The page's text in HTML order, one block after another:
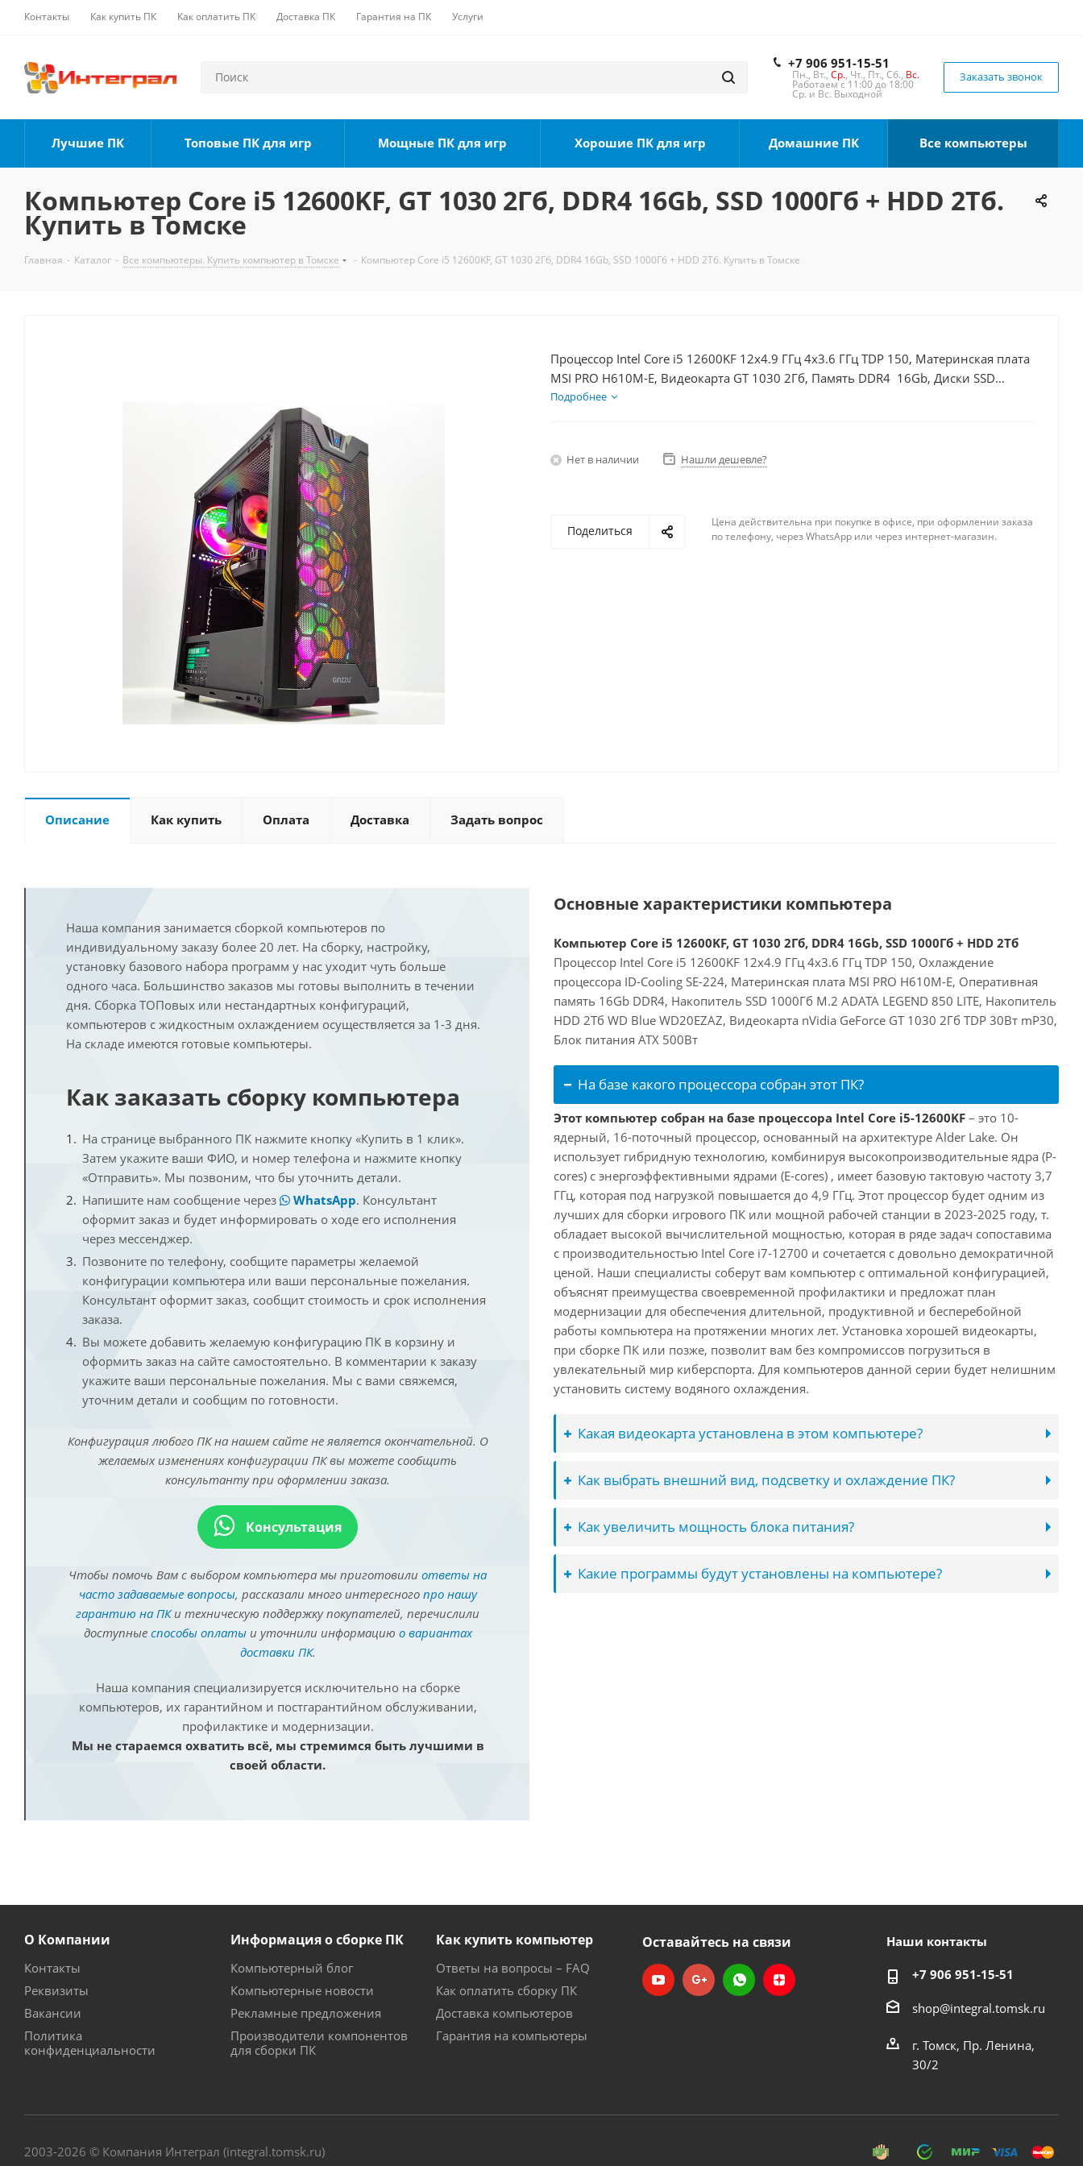
Контакты Как купить ПК Как оплатить ПК Доставка ПК Гарантия на ПК Услуги
+7 906 951-15-51
Пн., Вт., Ср., Чт., Пт., Сб., Вс.
Работаем с 11:00 до 18:00
Ср. и Вс. Выходной
Заказать звонок
Лучшие ПК Топовые ПК для игр Мощные ПК для игр Хорошие ПК для игр Домашние ПК Все компьютеры
Компьютер Core i5 12600KF, GT 1030 2Гб, DDR4 16Gb, SSD 1000Гб + HDD 2Тб.
Купить в Томске
Главная - Каталог - Все компьютеры. Купить компьютер в Томске - Компьютер Core i5 12600KF, GT 1030 2Гб, DDR4 16Gb, SSD 1000Гб + HDD 2Тб. Купить в Томске
Процессор Intel Core i5 12600KF 12x4.9 ГГц 4x3.6 ГГц TDP 150, Материнская плата
MSI PRO H610M-E, Видеокарта GT 1030 2Гб, Память DDR4 16Gb, Диски SSD
1000Гб + HDD 2Тб, БП 500Вт
Подробнее
Нет в наличии Нашли дешевле?
Поделиться
Цена действительна при покупке в офисе, при оформлении заказа
по телефону, через WhatsApp или через интернет-магазин.
Описание Как купить Оплата Доставка Задать вопрос
Наша компания занимается сборкой компьютеров по
индивидуальному заказу более 20 лет. На сборку, настройку,
установку базового набора программ у нас уходит чуть больше
одного часа. Большинство заказов мы готовы выполнить в течении
дня. Сборка ТОПовых или нестандартных конфигураций,
компьютеров с жидкостным охлаждением осуществляется за 1-3 дня.
На складе имеются готовые компьютеры.
Как заказать сборку компьютера
На странице выбранного ПК нажмите кнопку «Купить в 1 клик».
Затем укажите ваши ФИО, и номер телефона и нажмите кнопку
«Отправить». Мы позвоним, что бы уточнить детали.
Напишите нам сообщение через
WhatsApp. Консультант
оформит заказ и будет информировать о ходе его исполнения
через мессенджер.
Позвоните по телефону, сообщите параметры желаемой
конфигурации компьютера или ваши персональные пожелания.
Консультант оформит заказ, сообщит стоимость и срок исполнения
заказа.
Вы можете добавить желаемую конфигурацию ПК в корзину и
оформить заказ на сайте самостоятельно. В комментарии к заказу
укажите ваши персональные пожелания. Мы с вами свяжемся,
уточним детали и сообщим по готовности.
Конфигурация любого ПК на нашем сайте не является окончательной. О
желаемых изменениях конфигурации ПК вы можете сообщить
консультанту при оформлении заказа.
Консультация
Чтобы помочь Вам с выбором компьютера мы приготовили ответы на
часто задаваемые вопросы, рассказали много интересного про нашу
гарантию на ПКи техническую поддержку покупателей, перечислили
доступные способы оплатыи уточнили информацию о вариантах
доставки ПК.
Наша компания специализируется исключительно на сборке
компьютеров, их гарантийном и постгарантийном обслуживании,
профилактике и модернизации.
Мы не стараемся охватить всё, мы стремимся быть лучшими в
своей области.
Основные характеристики компьютера
Компьютер Core i5 12600KF, GT 1030 2Гб, DDR4 16Gb, SSD 1000Гб + HDD 2Тб
Процессор Intel Core i5 12600KF 12x4.9 ГГц 4x3.6 ГГц TDP 150, Охлаждение
процессора ID-Cooling SE-224, Материнская плата MSI PRO H610M-E, Оперативная
память 16Gb DDR4, Накопитель SSD 1000Гб M.2 ADATA LEGEND 850 LITE, Накопитель
HDD 2Тб WD Blue WD20EZAZ, Видеокарта nVidia GeForce GT 1030 2Гб TDP 30Вт mP30,
Блок питания ATX 500Вт
На базе какого процессора собран этот ПК?
Этот компьютер собран на базе процессора Intel Core i5-12600KF – это 10-
ядерный, 16-поточный процессор, основанный на архитектуре Alder Lake. Он
использует гибридную технологию, комбинируя высокопроизводительные ядра (P-
cores) с энергоэффективными ядрами (E-cores) , имеет базовую тактовую частоту 3,7
ГГц, которая под нагрузкой повышается до 4,9 ГГц. Этот процессор будет одним из
лучших для сборки игрового ПК или мощной рабочей станции в 2023-2025 году, т.
обладает высокой вычислительной мощностью, которая в ряде задач сопоставима
с производительностью Intel Core i7-12700 и сочетается с довольно демократичной
ценой. Наши специалисты соберут вам компьютер с оптимальной конфигурацией,
объяснят преимущества своевременной профилактики и предложат план
модернизации для обеспечения длительной, продуктивной и бесперебойной
работы компьютера на протяжении многих лет. Установка хорошей видеокарты,
при сборке ПК или позже, позволит вам без компромиссов погрузиться в
увлекательный мир киберспорта. Для компьютеров данной серии будет нелишним
установить систему водяного охлаждения.
Какая видеокарта установлена в этом компьютере?
Как выбрать внешний вид, подсветку и охлаждение ПК?
Как увеличить мощность блока питания?
Какие программы будут установлены на компьютере?
О Компании
Контакты
Реквизиты
Вакансии
Политика
конфиденциальности
Информация о сборке ПК
Компьютерный блог
Компьютерные новости
Рекламные предложения
Производители компонентов
для сборки ПК
Как купить компьютер
Ответы на вопросы – FAQ
Как оплатить сборку ПК
Доставка компьютеров
Гарантия на компьютеры
Оставайтесь на связи Наши контакты
+7 906 951-15-51
shop@integral.tomsk.ru
г. Томск, Пр. Ленина,
30/2
2003-2026 © Компания Интеграл (integral.tomsk.ru)